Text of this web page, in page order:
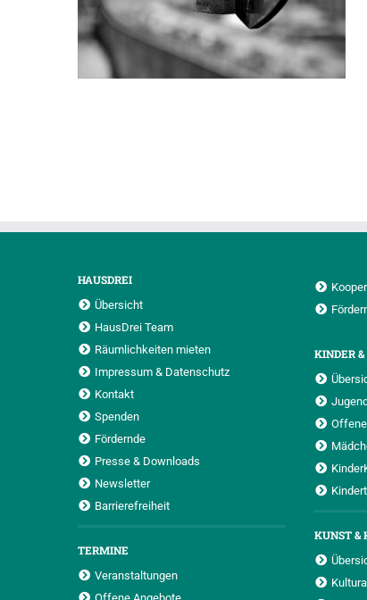
HAUSDREI
Übersicht
HausDrei Team
Räumlichkeiten mieten
Impressum & Datenschutz
Kontakt
Spenden
Fördernde
Presse & Downloads
Newsletter
Barrierefreiheit
TERMINE
Veranstaltungen
KINDER
KUNST &